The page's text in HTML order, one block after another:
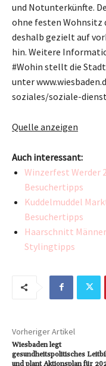
und Notunterkünfte.
ohne festen Wohnsitz
deshalb gezielt auf
hin. Weitere
#Wohin stellt die
unter
soziales/soziale-
Quelle anzeigen
Auch interessant:
Winzerfest Werder
Besuchertipps
Kuddelmuddel
Besuchertipps
Haarschnitt
Stylingtipps
Vorheriger Artikel
Wiesbaden legt
gesundheitspolitisches
und plant Aktionsplan für